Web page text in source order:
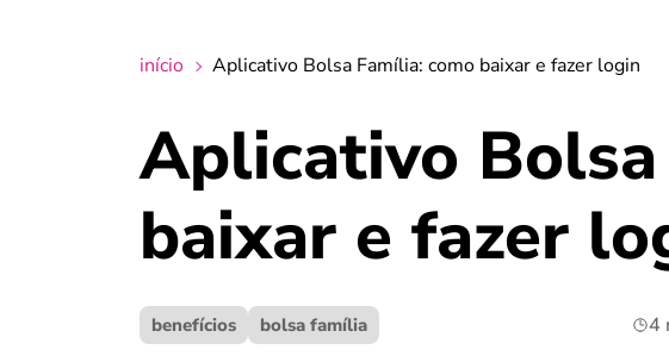
início Aplicativo Bolsa Família: como baixar e fazer login
Aplicativo
baixar e fazer
benefícios bolsa família 4